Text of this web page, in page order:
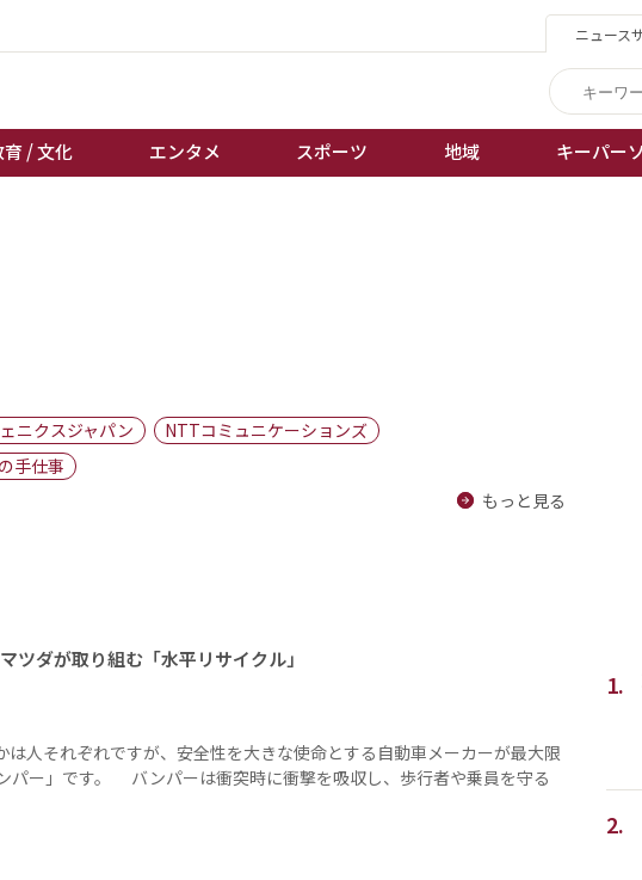
ニュース
育 / 文化 エンタメ スポーツ 地域 キーパー
パーソン
棋王戦
ニクスジャパン
NTTコミュニケーションズ
手仕事
もっと見る
ダが取り組む「水平リサイクル」
人それぞれですが、安全性を大きな使命とする自動車メーカーが最大限
パー」です。 バンパーは衝突時に衝撃を吸収し、歩行者や乗員を守る
1.
2.